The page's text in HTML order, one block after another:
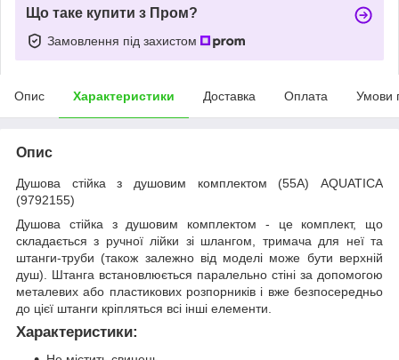
Що таке купити з Пром?
Замовлення під захистом
Опис Характеристики Доставка Оплата Умови
Опис
Душова стійка з душовим комплектом (55A) AQUATICA
(9792155)
Душова стійка з душовим комплектом - це комплект, що
складається з ручної лійки зі шлангом, тримача для неї та
штанги-труби (також залежно від моделі може бути верхній
душ). Штанга встановлюється паралельно стіні за допомогою
металевих або пластикових розпорників і вже безпосередньо
до цієї штанги кріпляться всі інші елементи.
Характеристики: